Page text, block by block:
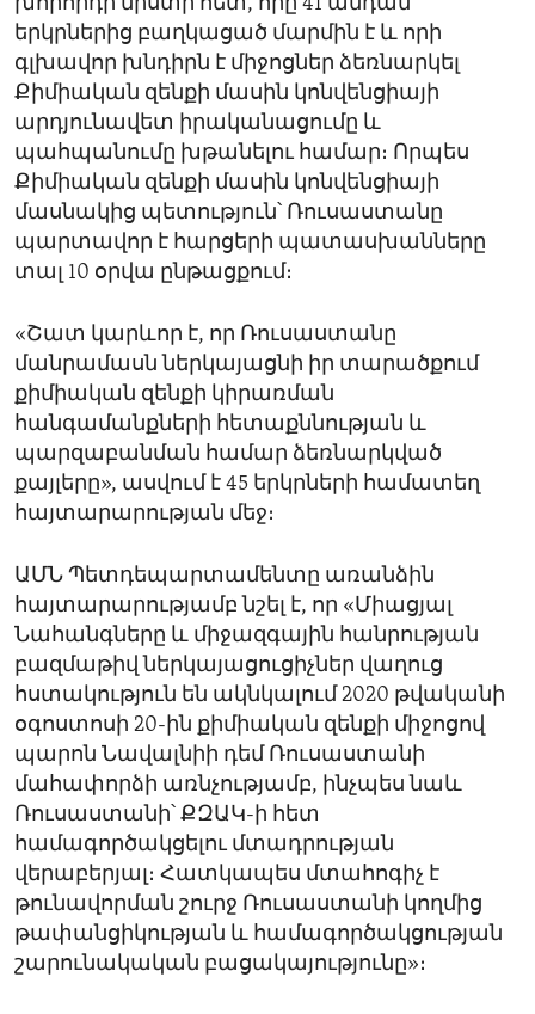
խորհրդի նիստի հետ, որը 41 անդամ
երկրներից բաղկացած մարմին է և որի
գլխավոր խնդիրն է միջոցներ ձեռնարկել
Քիմիական զենքի մասին կոնվենցիայի
արդյունավետ իրականացումը և
պահպանումը խթանելու համար։ Որպես
Քիմիական զենքի մասին կոնվենցիայի
մասնակից պետություն՝ Ռուսաստանը
պարտավոր է հարցերի պատասխանները
տալ 10 օրվա ընթացքում։
«Շատ կարևոր է, որ Ռուսաստանը
մանրամասն ներկայացնի իր տարածքում
քիմիական զենքի կիրառման
հանգամանքների հետաքննության և
պարզաբանման համար ձեռնարկված
քայլերը», ասվում է 45 երկրների համատեղ
հայտարարության մեջ։
ԱՄՆ Պետդեպարտամենտը առանձին
հայտարարությամբ նշել է, որ «Միացյալ
Նահանգները և միջազգային հանրության
բազմաթիվ ներկայացուցիչներ վաղուց
հստակություն են ակնկալում 2020 թվականի
օգոստոսի 20-ին քիմիական զենքի միջոցով
պարոն Նավալնիի դեմ Ռուսաստանի
մահափորձի առնչությամբ, ինչպես նաև
Ռուսաստանի՝ ՔԶԱԿ-ի հետ
համագործակցելու մտադրության
վերաբերյալ։ Հատկապես մտահոգիչ է
թունավորման շուրջ Ռուսաստանի կողմից
թափանցիկության և համագործակցության
շարունակական բացակայությունը»։